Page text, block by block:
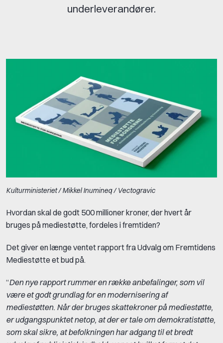
underleverandører.
Kulturministeriet / Mikkel Inumineq / Vectogravic
Hvordan skal de godt 500 millioner kroner, der hvert år
bruges på mediestøtte, fordeles i fremtiden?
Det giver en længe ventet rapport fra Udvalg om Fremtidens
Mediestøtte et bud på.
“Den nye rapport rummer en række anbefalinger, som vil
være et godt grundlag for en modernisering af
mediestøtten. Når der bruges skattekroner på mediestøtte,
er udgangspunktet netop, at der er tale om demokratistøtte,
som skal sikre, at befolkningen har adgang til et bredt